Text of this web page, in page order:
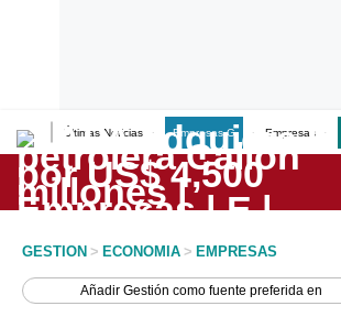
Últimas Noticias Empresas G Empresas
Lo último
Peru Quiosco
GESTION > ECONOMIA > EMPRESAS
AñadirGestión como fuente preferida en